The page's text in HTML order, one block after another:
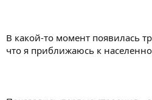
В какой-то момент появилась
что я приближаюсь к